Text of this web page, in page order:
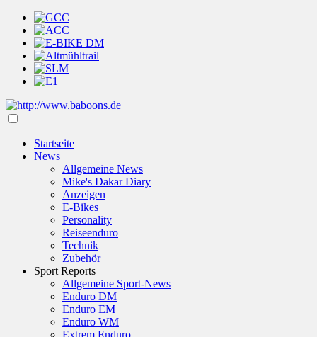
Startseite
News
Allgemeine News
Mike's Dakar Diary
Anzeigen
E-Bikes
Personality
Reiseenduro
Technik
Zubehör
Sport Reports
Allgemeine Sport-News
Enduro DM
Enduro EM
Enduro WM
Extrem Enduro